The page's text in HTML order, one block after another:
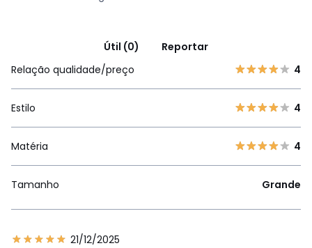
Útil (0)
Reportar
Relação qualidade/preço
4
Estilo 4
Matéria 4
Tamanho Grande
21/12/2025